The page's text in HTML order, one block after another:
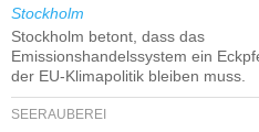
Stockholm
Stockholm betont, dass das
Emissionshandelssystem ein
der EU-Klimapolitik bleiben muss.
SEERÄUBEREI